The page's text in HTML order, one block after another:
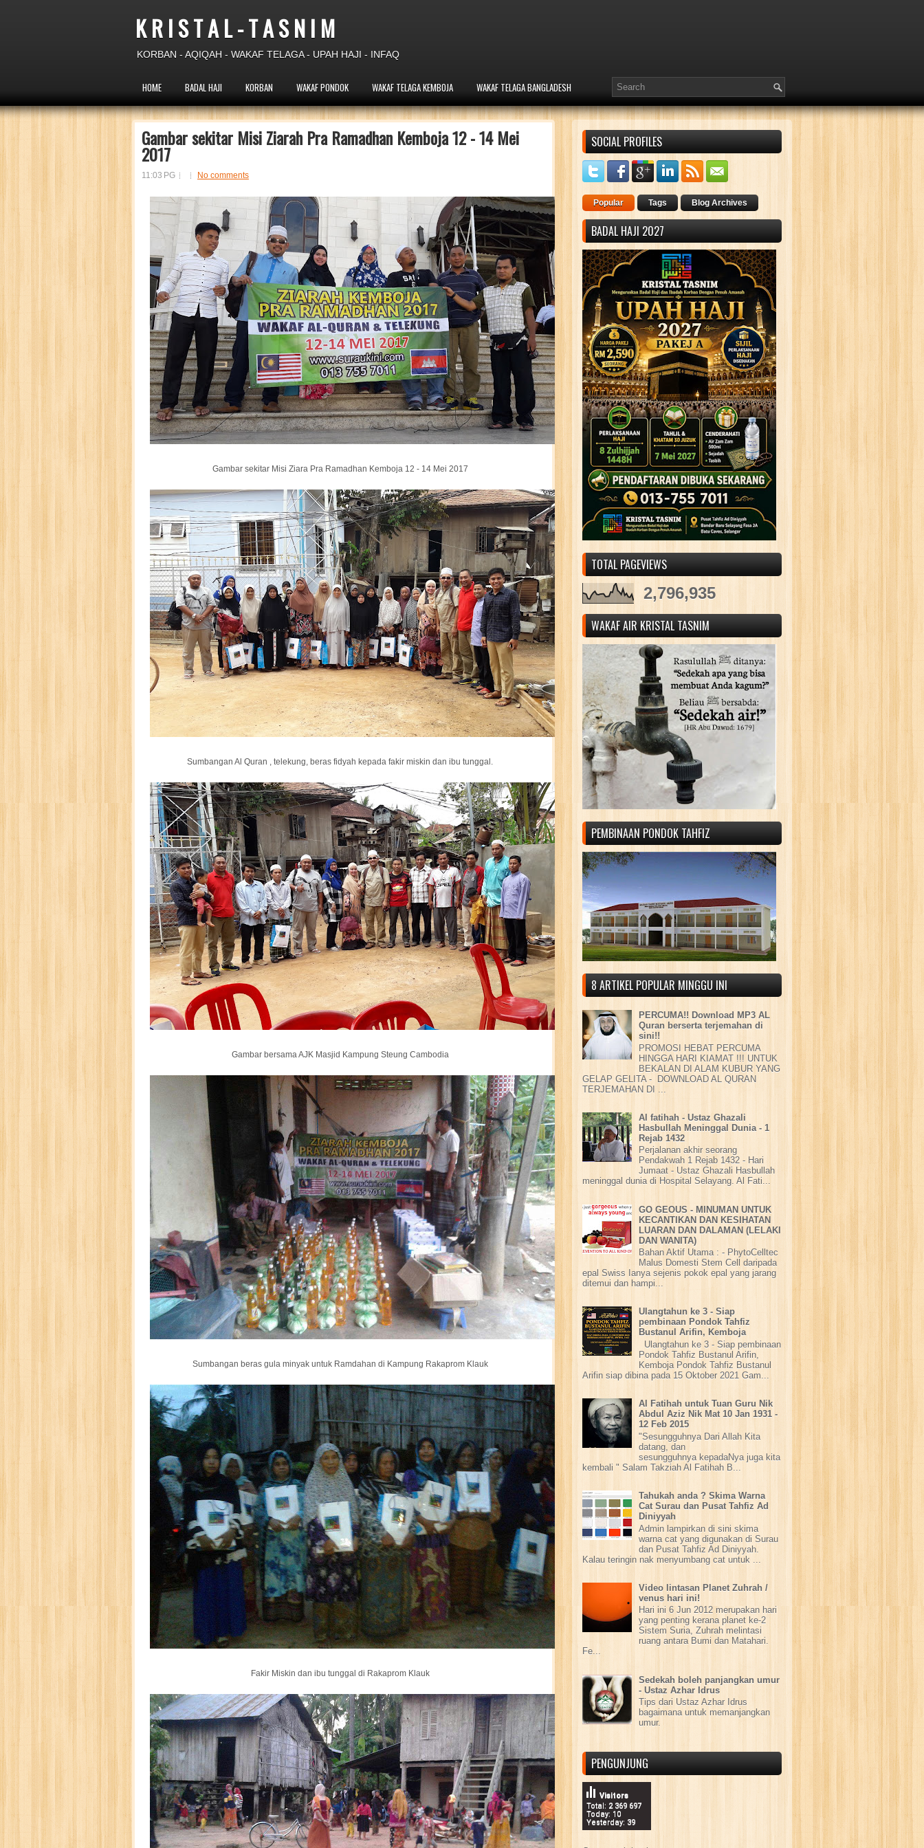
K R I S T A L - T A S N I M
KORBAN - AQIQAH - WAKAF TELAGA - UPAH HAJI - INFAQ
HOME BADAL HAJI KORBAN WAKAF PONDOK WAKAF TELAGA KEMBOJA WAKAF TELAGA BANGLADESH
Gambar sekitar Misi Ziarah Pra Ramadhan Kemboja 12 - 14 Mei
2017
11:03 PG No comments
Gambar sekitar Misi Ziara Pra Ramadhan Kemboja 12 - 14 Mei 2017
Sumbangan Al Quran , telekung, beras fidyah kepada fakir miskin dan ibu tunggal.
Gambar bersama AJK Masjid Kampung Steung Cambodia
Sumbangan beras gula minyak untuk Ramdahan di Kampung Rakaprom Klauk
Fakir Miskin dan ibu tunggal di Rakaprom Klauk
SOCIAL PROFILES
Popular Tags Blog Archives
BADAL HAJI 2027
TOTAL PAGEVIEWS
2,796,935
WAKAF AIR KRISTAL TASNIM
PEMBINAAN PONDOK TAHFIZ
8 ARTIKEL POPULAR MINGGU INI
PERCUMA!! Download MP3 AL
Quran berserta terjemahan di
sini!!
PROMOSI HEBAT PERCUMA
HINGGA HARI KIAMAT !!! UNTUK
BEKALAN DI ALAM KUBUR YANG
GELAP GELITA - DOWNLOAD AL QURAN
TERJEMAHAN DI ...
Al fatihah - Ustaz Ghazali
Hasbullah Meninggal Dunia - 1
Rejab 1432
Perjalanan akhir seorang
Pendakwah 1 Rejab 1432 - Hari
Jumaat - Ustaz Ghazali Hasbullah
meninggal dunia di Hospital Selayang. Al Fati...
GO GEOUS - MINUMAN UNTUK
KECANTIKAN DAN KESIHATAN
LUARAN DAN DALAMAN (LELAKI
DAN WANITA)
Bahan Aktif Utama : - PhytoCelltec
Malus Domesti Stem Cell daripada
epal Swiss Ianya sejenis pokok epal yang jarang
ditemui dan hampi...
Ulangtahun ke 3 - Siap
pembinaan Pondok Tahfiz
Bustanul Arifin, Kemboja
Ulangtahun ke 3 - Siap pembinaan
Pondok Tahfiz Bustanul Arifin,
Kemboja Pondok Tahfiz Bustanul
Arifin siap dibina pada 15 Oktober 2021 Gam...
Al Fatihah untuk Tuan Guru Nik
Abdul Aziz Nik Mat 10 Jan 1931 -
12 Feb 2015
"Sesungguhnya Dari Allah Kita
datang, dan
sesungguhnya kepadaNya juga kita
kembali " Salam Takziah Al Fatihah B...
Tahukah anda ? Skima Warna
Cat Surau dan Pusat Tahfiz Ad
Diniyyah
Admin lampirkan di sini skima
warna cat yang digunakan di Surau
dan Pusat Tahfiz Ad Diniyyah.
Kalau teringin nak menyumbang cat untuk ...
Video lintasan Planet Zuhrah /
venus hari ini!
Hari ini 6 Jun 2012 merupakan hari
yang penting kerana planet ke-2
Sistem Suria, Zuhrah melintasi
ruang antara Bumi dan Matahari.
Fe...
Sedekah boleh panjangkan umur
- Ustaz Azhar Idrus
Tips dari Ustaz Azhar Idrus
bagaimana untuk memanjangkan
umur.
PENGUNJUNG
Total: 2 369 697
Today: 10
Yesterday: 39
Visitors